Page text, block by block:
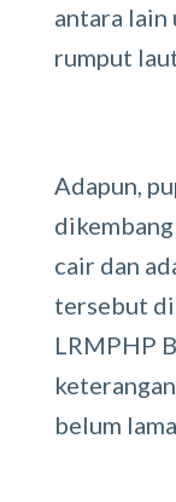
antara lain
rumput
Adapun,
cair dan
tersebut
LRMPHP
belum